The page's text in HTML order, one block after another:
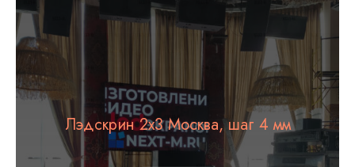
Лэдскрин 2х3 Москва, шаг 4 мм